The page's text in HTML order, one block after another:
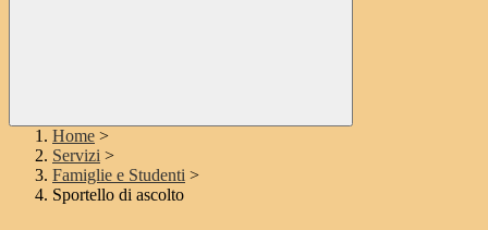
Home >
Servizi >
Famiglie e Studenti >
Sportello di ascolto